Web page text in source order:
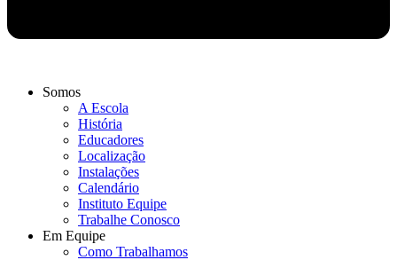
Somos
A Escola
História
Educadores
Localização
Instalações
Calendário
Instituto Equipe
Trabalhe Conosco
Em Equipe
Como Trabalhamos